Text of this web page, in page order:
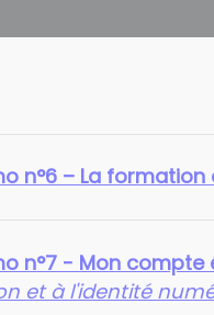
n°6 – La formation
n°7 - Mon compte
et à l'identité